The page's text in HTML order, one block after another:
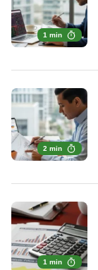
1 min
2 min
1 min